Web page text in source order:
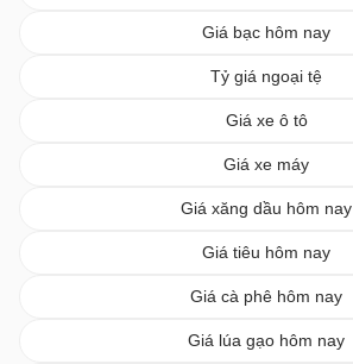
Giá bạc hôm nay
Tỷ giá ngoại tệ
Giá xe ô tô
Giá xe máy
Giá xăng dầu hôm nay
Giá tiêu hôm nay
Giá cà phê hôm nay
Giá lúa gạo hôm nay